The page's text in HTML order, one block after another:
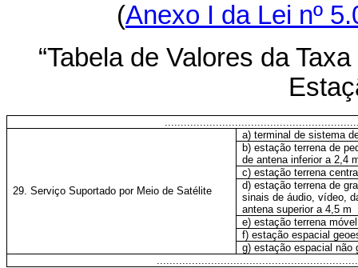
(Anexo I da Lei nº
“Tabela de Valores da
29. Serviço Suportado por Meio de Satélite
a) terminal de sistema
b) estação terrena de
de antena inferior a 2,4
c) estação terrena
d) estação terrena de
sinais de áudio, vídeo,
antena superior a 4,5 m
e) estação terrena
f) estação espacial
g) estação espacial não